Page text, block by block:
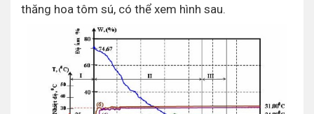
thăng hoa tôm sú, có thể xem hình sau.